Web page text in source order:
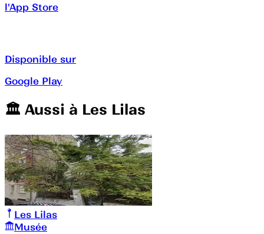
l'App Store
Disponible sur
Google Play
🏛️️ Aussi à Les Lilas
Les Lilas
Musée